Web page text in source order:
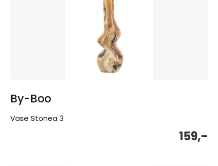
By-Boo
Vase Stonea 3
159,-